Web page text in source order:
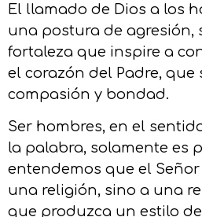
El llamado de Dios a los
una postura de agresión,
fortaleza que inspire a
el corazón del Padre, que
compasión y bondad.
Ser hombres, en el
la palabra, solamente es
entendemos que el
una religión, sino a una
que produzca un estilo